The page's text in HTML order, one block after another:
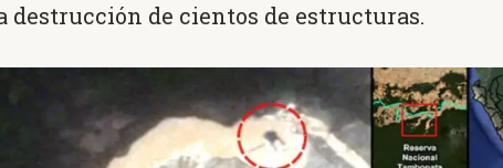
de cientos de estructuras.